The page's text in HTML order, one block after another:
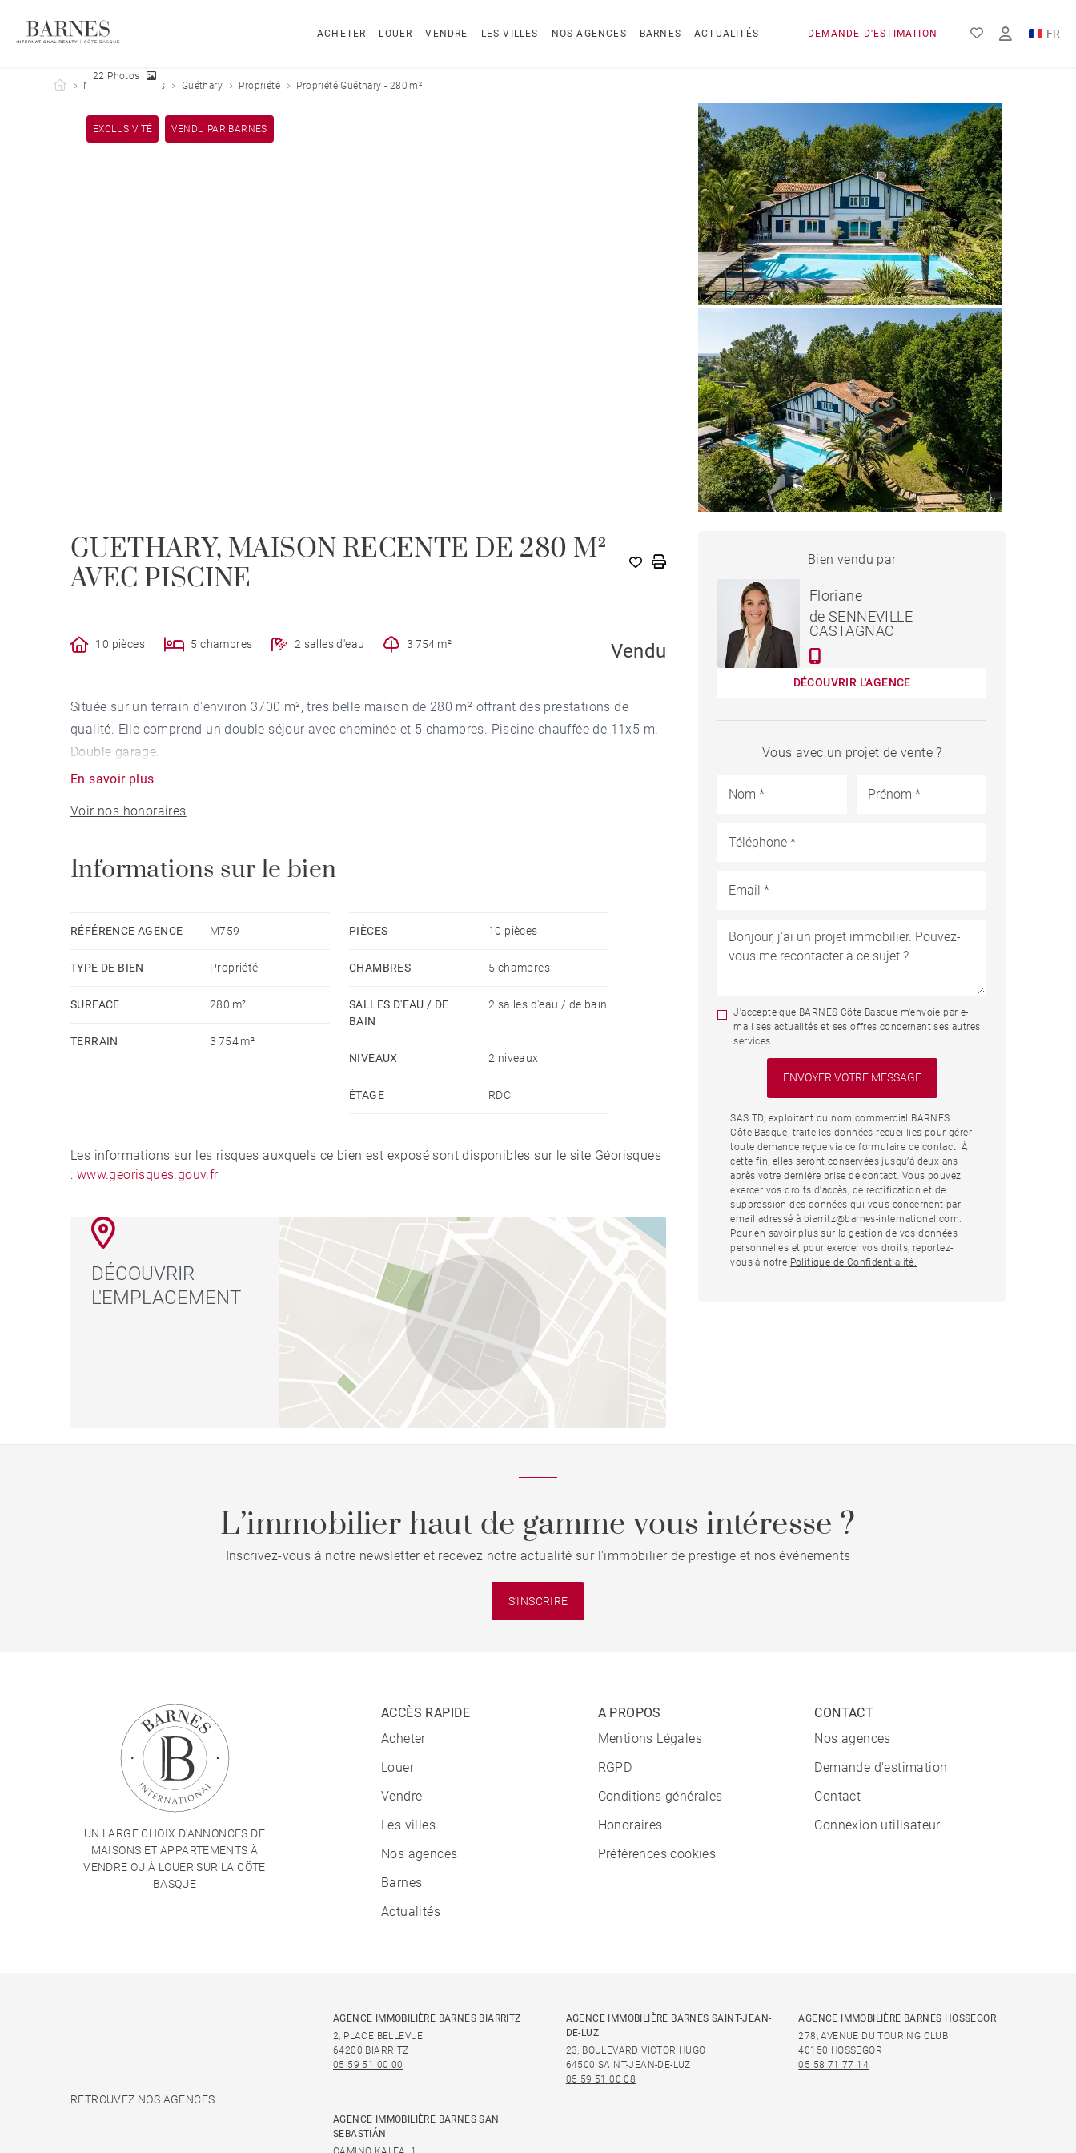
ACHETER LOUER VENDRE LES VILLES NOS AGENCES BARNES ACTUALITÉS DEMANDE D'ESTIMATION FR
EN
Barnes Côte Basque
Nos biens vendus Guéthary Propriété Propriété Guéthary - 280 m²
EXCLUSIVITÉ VENDU PAR BARNES
22 Photos
GUETHARY, MAISON RECENTE DE 280 M²
AVEC PISCINE
10 pièces 5 chambres 2 salles d'eau 3 754 m² Vendu
Située sur un terrain d'environ 3700 m², très belle maison de 280 m² offrant des prestations de
qualité. Elle comprend un double séjour avec cheminée et 5 chambres. Piscine chauffée de 11x5 m.
Double garage.
En savoir plus
Voir nos honoraires
Informations sur le bien
RÉFÉRENCE AGENCE M759
TYPE DE BIEN Propriété
SURFACE 280 m²
TERRAIN 3 754 m²
PIÈCES 10 pièces
CHAMBRES 5 chambres
SALLES D'EAU / DE
BAIN
2 salles d'eau / de bain
NIVEAUX 2 niveaux
ÉTAGE RDC
Les informations sur les risques auxquels ce bien est exposé sont disponibles sur le site Géorisques
: www.georisques.gouv.fr
DÉCOUVRIR
L'EMPLACEMENT
PROPRIÉTÉ GUÉTHARY -
Bien vendu par
Floriane
de SENNEVILLE
CASTAGNAC
DÉCOUVRIR L'AGENCE
Vous avec un projet de vente ?
J'accepte que BARNES Côte Basque m'envoie par e-
mail ses actualités et ses offres concernant ses autres
services.
SAS TD, exploitant du nom commercial BARNES
Côte Basque, traite les données recueillies pour gérer
toute demande reçue via ce formulaire de contact. À
cette fin, elles seront conservées jusqu’à deux ans
après votre dernière prise de contact. Vous pouvez
exercer vos droits d'accès, de rectification et de
suppression des données qui vous concernent par
email adressé à biarritz@barnes-international.com.
Pour en savoir plus sur la gestion de vos données
personnelles et pour exercer vos droits, reportez-
vous à notre Politique de Confidentialité.
L’immobilier haut de gamme vous intéresse ?
Inscrivez-vous à notre newsletter et recevez notre actualité sur l'immobilier de prestige et nos événements
S'INSCRIRE
UN LARGE CHOIX D'ANNONCES DE
MAISONS ET APPARTEMENTS À
VENDRE OU À LOUER SUR LA CÔTE
BASQUE
ACCÈS RAPIDE
Acheter
Louer
Vendre
Les villes
Nos agences
Barnes
Actualités
A PROPOS
Mentions Légales
RGPD
Conditions générales
Honoraires
Préférences cookies
CONTACT
Nos agences
Demande d'estimation
Contact
Connexion utilisateur
RETROUVEZ NOS AGENCES
AGENCE IMMOBILIÈRE BARNES BIARRITZ
2, PLACE BELLEVUE
64200 BIARRITZ
05 59 51 00 00
AGENCE IMMOBILIÈRE BARNES SAINT-JEAN-
DE-LUZ
23, BOULEVARD VICTOR HUGO
64500 SAINT-JEAN-DE-LUZ
05 59 51 00 08
AGENCE IMMOBILIÈRE BARNES HOSSEGOR
278, AVENUE DU TOURING CLUB
40150 HOSSEGOR
05 58 71 77 14
AGENCE IMMOBILIÈRE BARNES SAN
SEBASTIÁN